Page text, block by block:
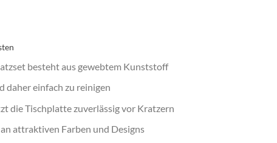
besteht aus gewebtem Kunststoff
daher einfach zu reinigen
die Tischplatte zuverlässig vor Kratzern
attraktiven Farben und Designs